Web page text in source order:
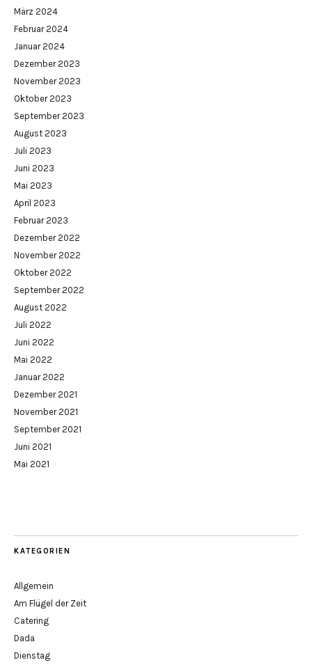
März 2024
Februar 2024
Januar 2024
Dezember 2023
November 2023
Oktober 2023
September 2023
August 2023
Juli 2023
Juni 2023
Mai 2023
April 2023
Februar 2023
Dezember 2022
November 2022
Oktober 2022
September 2022
August 2022
Juli 2022
Juni 2022
Mai 2022
Januar 2022
Dezember 2021
November 2021
September 2021
Juni 2021
Mai 2021
KATEGORIEN
Allgemein
Am Flügel der Zeit
Catering
Dada
Dienstag